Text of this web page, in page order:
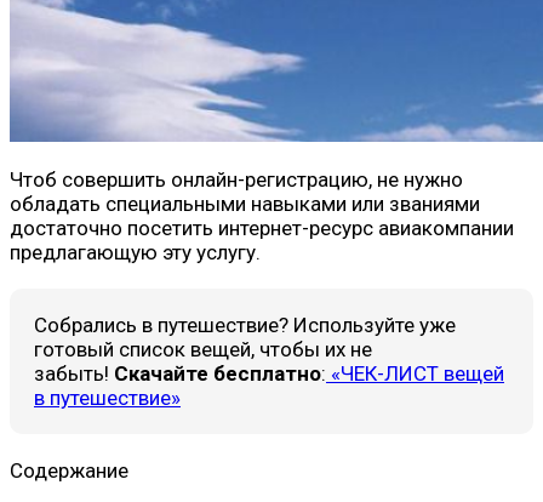
Чтоб совершить онлайн-регистрацию, не нужно
обладать специальными навыками или званиями
достаточно посетить интернет-ресурс авиакомпании
предлагающую эту услугу.
Собрались в путешествие? Используйте уже
готовый список вещей, чтобы их не
забыть! Скачайте бесплатно: «ЧЕК-ЛИСТ вещей
в путешествие»
Содержание